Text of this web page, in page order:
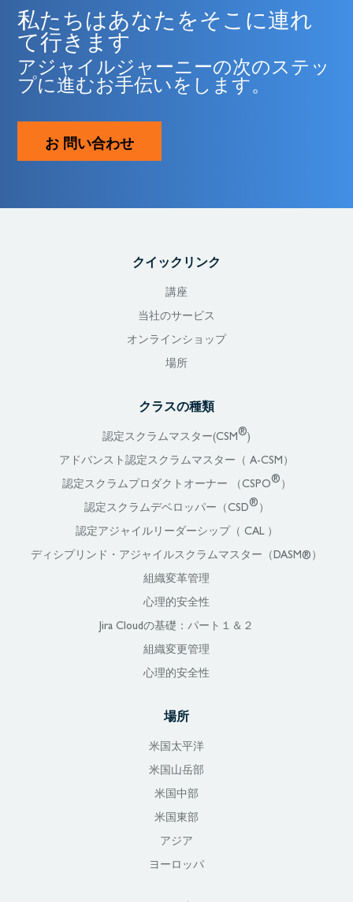
私たちはあなたをそこに連れ
て行きます
アジャイルジャーニーの次のステッ
プに進むお手伝いをします。
お 問い合わせ
クイックリンク
講座
当社のサービス
オンラインショップ
場所
クラスの種類
認定スクラムマスター(CSM®)
アドバンスト認定スクラムマスター（ A-CSM）
認定スクラムプロダクトオーナー （CSPO® ）
認定スクラムデベロッパー（CSD® ）
認定アジャイルリーダーシップ（ CAL ）
ディシプリンド・アジャイルスクラムマスター（DASM®）
組織変革管理
心理的安全性
Jira Cloudの基礎：パート１＆２
組織変更管理
心理的安全性
場所
米国太平洋
米国山岳部
米国中部
米国東部
アジア
ヨーロッパ